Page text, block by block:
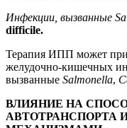
Инфекции вызванные
difficile.
Терапия ИПП может
желудочно-кишечных
вызванные Salmonella,
ВЛИЯНИЕ НА
АВТОТРАНСПОРТА